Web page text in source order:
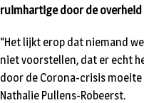
ruimhartige door de
“Het lijkt erop dat niemand
niet voorstellen, dat er echt
door de Corona-crisis moeite
Nathalie Pullens-Robeerst.